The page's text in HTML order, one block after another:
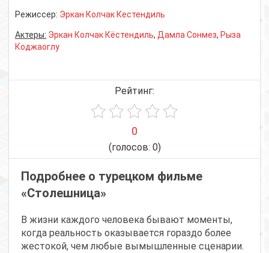
Режиссер: Эркан Колчак Кестендиль
Актеры: Эркан Колчак Кёстендиль, Дамла Сонмез, Рыза
Коджаоглу
Рейтинг:
0
(голосов: 0)
Подробнее о турецком фильме
«Столешница»
В жизни каждого человека бывают моменты,
когда реальность оказывается гораздо более
жестокой, чем любые вымышленные сценарии.